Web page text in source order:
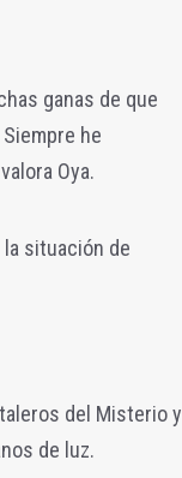
ganas de que
he
Oya.
situación de
del Misterio y
de luz.